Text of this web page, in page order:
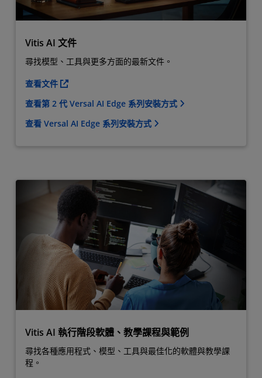
Vitis AI 文件
尋找模型、工具與更多方面的最新文件。
查看文件
查看第 2 代 Versal AI Edge 系列安裝方式
查看 Versal AI Edge 系列安裝方式
Vitis AI 執行階段軟體、教學課程與範例
尋找各種應用程式、模型、工具與最佳化的軟體與教學課
程。